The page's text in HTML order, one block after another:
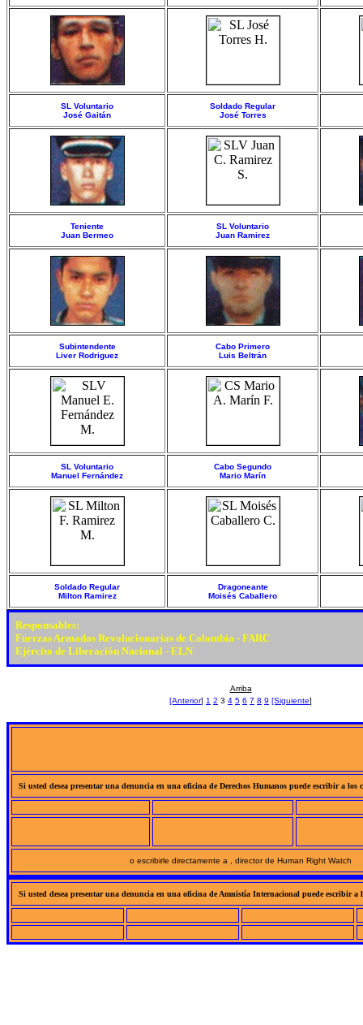
SL Voluntario
José Gaitán
Soldado Regular
José Torres
Teniente
Juan Bermeo
SL Voluntario
Juan Ramirez
Subintendente
Liver Rodriguez
Cabo Primero
Luis Beltrán
SL Voluntario
Manuel Fernández
Cabo Segundo
Mario Marín
Soldado Regular
Milton Ramirez
Dragoneante
Moisés Caballero
Responsables:
Fuerzas Armadas Revolucionarias de Colombia - FARC
Ejército de Liberación Nacional - ELN
Arriba
[Anterior] 1 2 3 4 5 6 7 8 9 [Siguiente]
Si usted desea presentar una denuncia en una oficina de Derechos Humanos puede escribir a los
o escribirle directamente a , director de Human Right Watch
Si usted desea presentar una denuncia en una oficina de Amnistía Internacional puede escribir a